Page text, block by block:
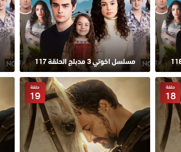
مسلسل اخوتي 3 مدبلج الحلقة 117
حلقة
18
حلقة
19